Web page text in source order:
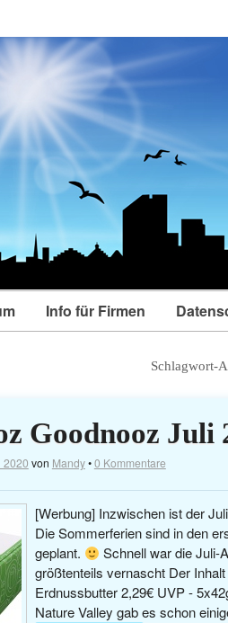
Info für Firmen
Schlagwort-
Goodnooz Juli
2020 von Mandy•0 Kommentare
[Werbung] Inzwischen ist der
Die Sommerferien sind in den
geplant.
Schnell war die Juli-
größtenteils vernascht Der
Erdnussbutter 2,29€ UVP -
Nature Valley gab es schon